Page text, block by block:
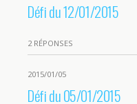
Défi du 12/01/2015
2 RÉPONSES
2015/01/05
Défi du 05/01/2015